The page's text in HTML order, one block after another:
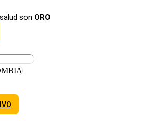
son ORO